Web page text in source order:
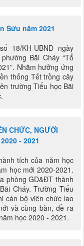
Sửu năm 2021
18/KH-UBND ngày
Bãi Cháy “Tổ
Nhằm hưởng ứng
thống Tết trồng cây
trường Tiểu học Bãi
CHỨC, NGƯỜI
- 2021
tích của năm học
học mới 2020-2021.
phòng GD&ĐT thành
Cháy. Trường Tiểu
cán bộ viên chức lao
và cùng bàn, đề ra
học 2020 - 2021.